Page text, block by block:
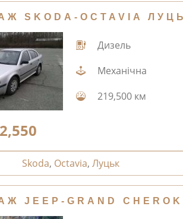
SKODA-OCTAVIA
2,550
Дизель
Механічна
219,500 км
Skoda, Octavia,Луцьк
JEEP-GRAND